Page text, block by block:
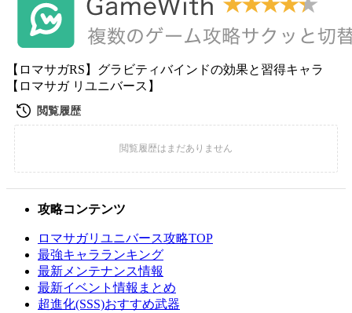
【ロマサガRS】グラビティバインドの効果と習得キャラ
【ロマサガ リユニバース】
攻略コンテンツ
ロマサガリユニバース攻略TOP
最強キャラランキング
最新メンテナンス情報
最新イベント情報まとめ
超進化(SSS)おすすめ武器